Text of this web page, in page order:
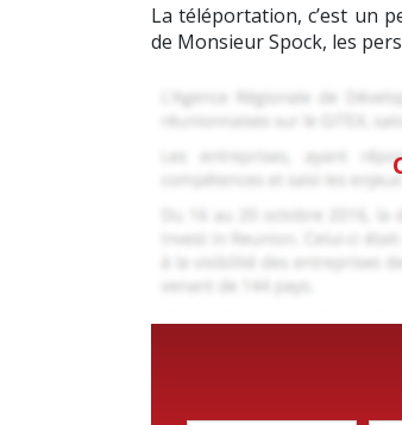
La téléportation, c’est un
de Monsieur Spock, les